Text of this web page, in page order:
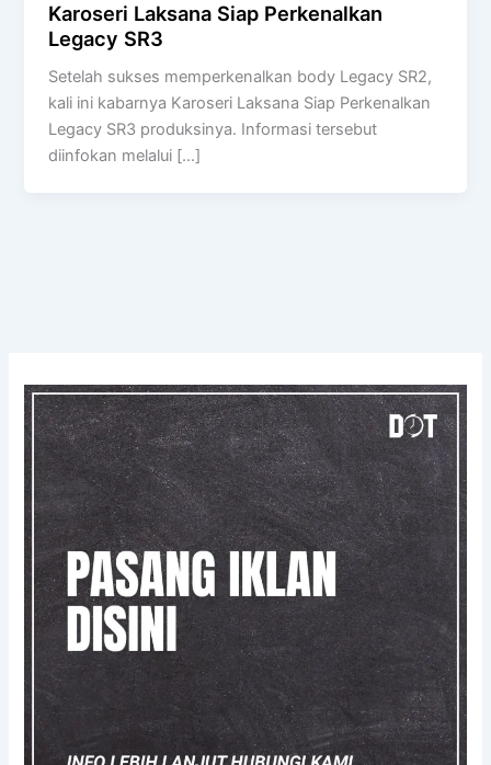
Karoseri Laksana Siap Perkenalkan
Legacy SR3
Setelah sukses memperkenalkan body Legacy SR2,
kali ini kabarnya Karoseri Laksana Siap Perkenalkan
Legacy SR3 produksinya. Informasi tersebut
diinfokan melalui […]